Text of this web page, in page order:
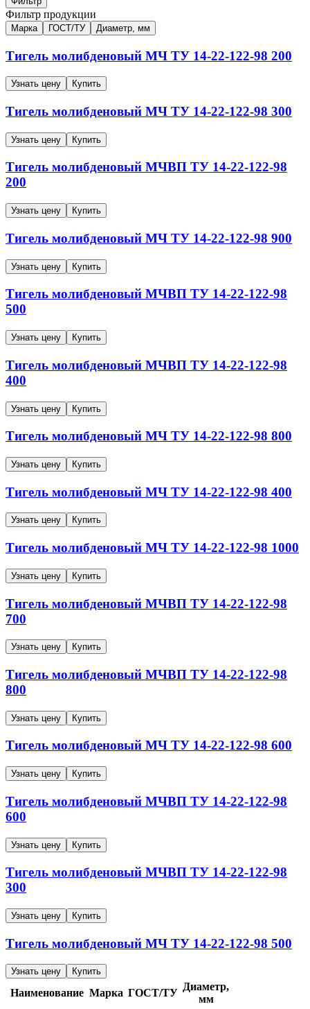
Фильтр продукции
Марка ГОСТ/ТУ Диаметр, мм
Тигель молибденовый МЧ ТУ 14-22-122-98 200
Узнать цену Купить
Тигель молибденовый МЧ ТУ 14-22-122-98 300
Узнать цену Купить
Тигель молибденовый МЧВП ТУ 14-22-122-98
200
Узнать цену Купить
Тигель молибденовый МЧ ТУ 14-22-122-98 900
Узнать цену Купить
Тигель молибденовый МЧВП ТУ 14-22-122-98
500
Узнать цену Купить
Тигель молибденовый МЧВП ТУ 14-22-122-98
400
Узнать цену Купить
Тигель молибденовый МЧ ТУ 14-22-122-98 800
Узнать цену Купить
Тигель молибденовый МЧ ТУ 14-22-122-98 400
Узнать цену Купить
Тигель молибденовый МЧ ТУ 14-22-122-98 1000
Узнать цену Купить
Тигель молибденовый МЧВП ТУ 14-22-122-98
700
Узнать цену Купить
Тигель молибденовый МЧВП ТУ 14-22-122-98
800
Узнать цену Купить
Тигель молибденовый МЧ ТУ 14-22-122-98 600
Узнать цену Купить
Тигель молибденовый МЧВП ТУ 14-22-122-98
600
Узнать цену Купить
Тигель молибденовый МЧВП ТУ 14-22-122-98
300
Узнать цену Купить
Тигель молибденовый МЧ ТУ 14-22-122-98 500
Узнать цену Купить
Наименование Марка ГОСТ/ТУ
Диаметр,
мм